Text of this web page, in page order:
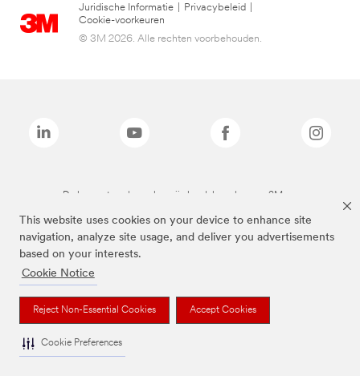
This website uses cookies on your device to enhance site
navigation, analyze site usage, and deliver you advertisements
based on your interests.
Cookie Notice
Reject Non-Essential Cookies Accept Cookies
Cookie Preferences
Juridische Informatie Privacybeleid
Cookie-voorkeuren
© 3M 2026. Alle rechten voorbehouden.
De bovenstaande merken zijn handelsmerken van 3M.we